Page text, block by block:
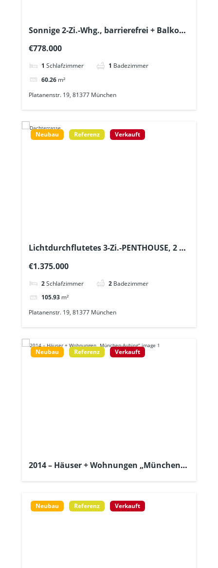
Sonnige 2-Zi.-Whg., barrierefrei + Balkon
600m
€778.000
1 Schlafzimmer 1 Badezimmer
60.26 m²
Platanenstr. 19, 81377 München
Neubau Referenz Verkauft
Lichtdurchflutetes 3-Zi.-PENTHOUSE, 2 x
TG erreichbar – U6 ca. 600m
€1.375.000
2Schlafzimmer 2 Badezimmer
105.93 m²
Platanenstr. 19, 81377 München
Neubau Referenz Verkauft
2014 – Häuser + Wohnungen „München-
Neubau Referenz Verkauft